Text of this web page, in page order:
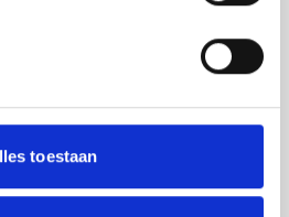
toestaan
mijn gegevens
met de
richtlijn.